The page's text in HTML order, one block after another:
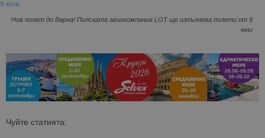
Нов полет до Варна! Полската авиокомпания LOT ще изпълнява полети от 9
юни
Чуйте статията: